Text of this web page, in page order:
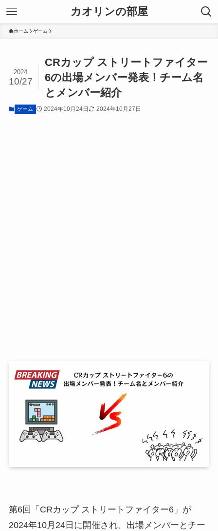
カオリンの部屋
ホーム ゲーム
CRカップ ストリートファイター
6の出場メンバー発表！チーム名
とメンバー紹介
2024
10/27
ゲーム 2024年10月24日 2024年10月27日
第6回「CRカップ ストリートファイター6」が
2024年10月24日に開催され、出場メンバーとチー